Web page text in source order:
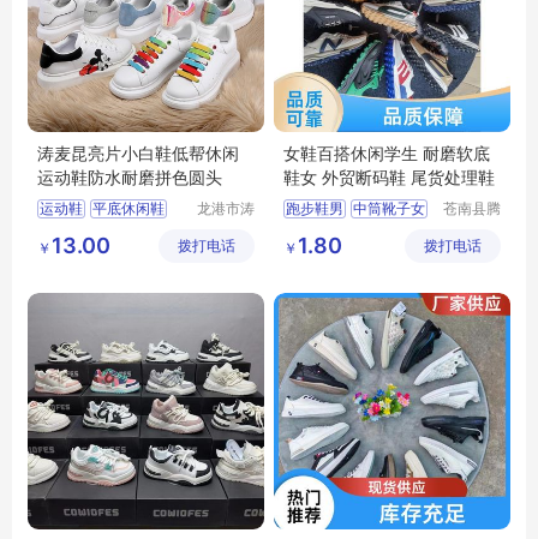
涛麦昆亮片小白鞋低帮休闲
运动鞋防水耐磨拼色圆头
运动鞋 平底休闲鞋
龙港市涛
￥ 13.00 拨打电话
女鞋百搭休闲学生 耐磨软底
鞋女 外贸断码鞋 尾货处理鞋
跑步鞋男 中筒靴子女
小白鞋时尚百搭
苍南县腾
务商行
￥ 1.80 拨打电话